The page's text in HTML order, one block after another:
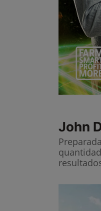
John